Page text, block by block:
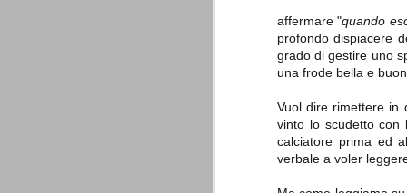
affermare "quando
profondo dispiacere
grado di gestire uno
una frode bella e
Vuol dire rimettere in
vinto lo scudetto con
calciatore prima ed
verbale a voler
La Juve meno italiana
relativi criteri di compilazione),
7 (alcuni dei quali utilizzati poco o
che sono italiani invece solo 2 dei 10
Roma - Juventus 2-1
La Juventus rimedia una sonora